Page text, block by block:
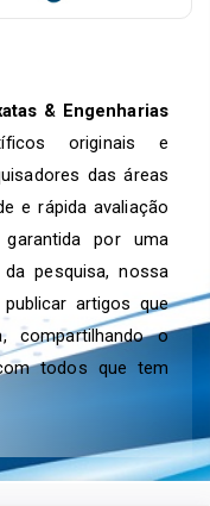
& Engenharias
originais e
das áreas
e rápida avaliação
por uma
pesquisa, nossa
artigos que
compartilhando o
todos que tem